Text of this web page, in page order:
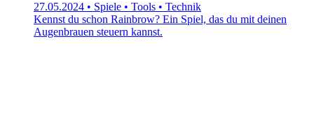
27.05.2024 • Spiele • Tools • Technik
Kennst du schon Rainbrow? Ein Spiel, das du mit deinen
Augenbrauen steuern kannst.